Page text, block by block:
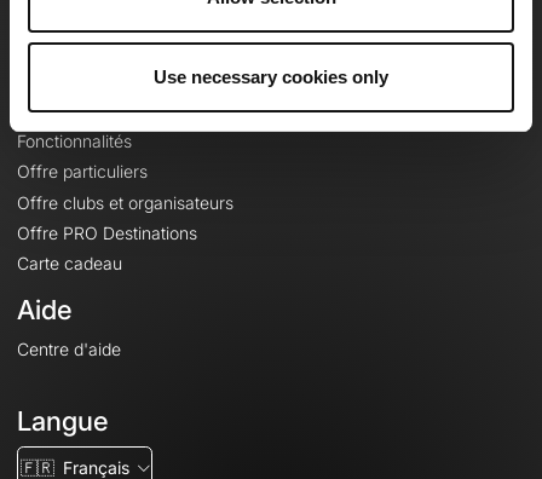
Use necessary cookies only
Le Mag'
Fonds de cartes topographiques
Fonctionnalités
Offre particuliers
Offre clubs et organisateurs
Offre PRO Destinations
Carte cadeau
Aide
Centre d'aide
Langue
🇫🇷 Français